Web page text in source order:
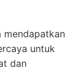
mendapatkan
untuk
dan